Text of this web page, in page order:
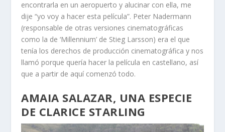
encontrarla en un aeropuerto y alucinar con ella, me
dije “yo voy a hacer esta película”. Peter Nadermann
(responsable de otras versiones cinematográficas
como la de ‘Millennium’ de Stieg Larsson) era el que
tenía los derechos de producción cinematográfica y nos
llamó porque quería hacer la película en castellano, así
que a partir de aquí comenzó todo.
AMAIA SALAZAR, UNA ESPECIE
DE CLARICE STARLING